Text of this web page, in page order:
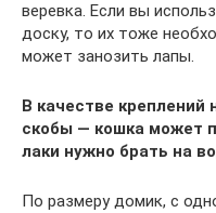
веревка. Если вы
доску, то их тоже
может занозить лапы.
В качестве креплений
скобы — кошка может
лаки нужно брать на
По размеру домик, с